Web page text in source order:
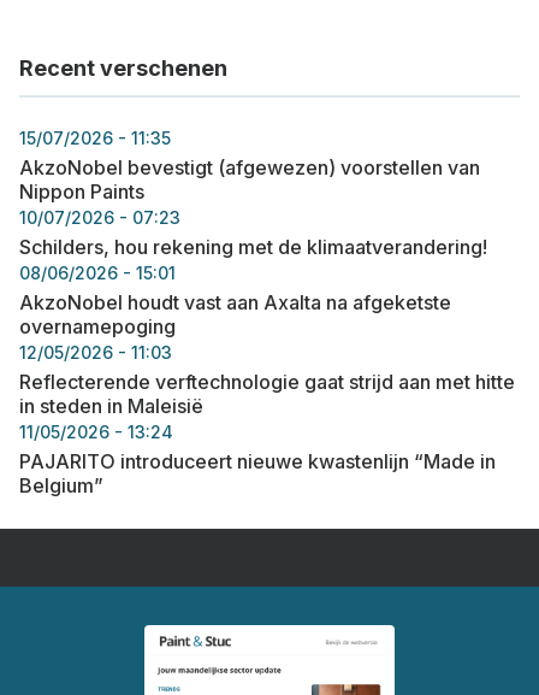
Recent verschenen
15/07/2026 - 11:35
AkzoNobel bevestigt (afgewezen) voorstellen van
Nippon Paints
10/07/2026 - 07:23
Schilders, hou rekening met de klimaatverandering!
08/06/2026 - 15:01
AkzoNobel houdt vast aan Axalta na afgeketste
overnamepoging
12/05/2026 - 11:03
Reflecterende verftechnologie gaat strijd aan met hitte
in steden in Maleisië
11/05/2026 - 13:24
PAJARITO introduceert nieuwe kwastenlijn “Made in
Belgium”